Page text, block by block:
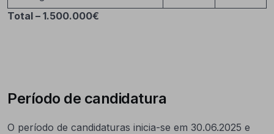
Total – 1.500.000€
Período de candidatura
O período de candidaturas inicia-se em 30.06.2025 e